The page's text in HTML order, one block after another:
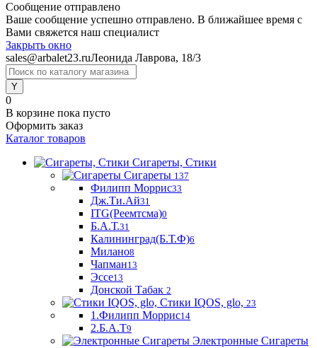
Сообщение отправлено
Ваше сообщение успешно отправлено. В ближайшее время с
Вами свяжется наш специалист
Закрыть окно
sales@arbalet23.ruЛеонида Лаврова, 18/3
0
В корзине пока пусто
Оформить заказ
Каталог товаров
Сигареты, Стики
Сигареты 137
Филипп Моррис33
Дж.Ти.Ай31
ITG(Реемтсма)0
Б.А.Т.31
Калининград(Б.Т.Ф)6
Милано8
Чапман13
Эссе13
Донской Табак 2
Стики IQOS, glo, 23
1.Филипп Моррис14
2.Б.А.Т9
Электронные Сигареты